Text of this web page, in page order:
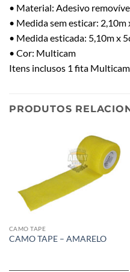
• Material: Adesivo
• Medida sem esticar: 2,10m
• Medida esticada: 5,10m x
• Cor: Multicam
Itens inclusos 1 fita Multicam
PRODUTOS
CAMO TAPE
CAMO TAPE – AMARELO